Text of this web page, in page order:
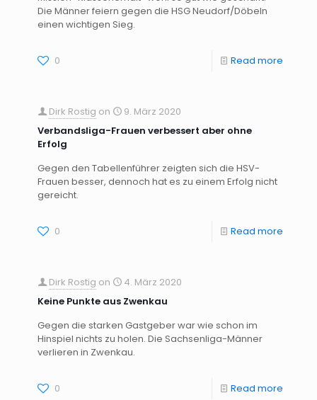
Die Männer feiern gegen die HSG Neudorf/Döbeln
einen wichtigen Sieg.
0 Read more
Dirk Rostig on
9. März 2020
Verbandsliga-Frauen verbessert aber ohne
Erfolg
Gegen den Tabellenführer zeigten sich die HSV-
Frauen besser, dennoch hat es zu einem Erfolg nicht
gereicht.
0 Read more
Dirk Rostig on
4. März 2020
Keine Punkte aus Zwenkau
Gegen die starken Gastgeber war wie schon im
Hinspiel nichts zu holen. Die Sachsenliga-Männer
verlieren in Zwenkau.
0 Read more